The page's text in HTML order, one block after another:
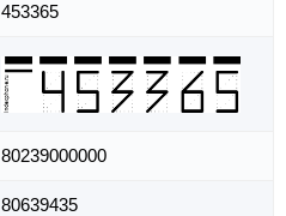
453365
80239000000
80639435